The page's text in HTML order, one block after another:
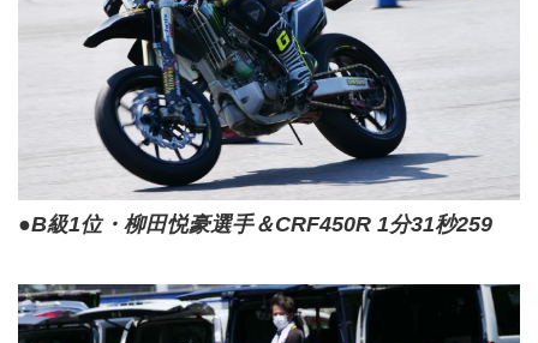
●B級1位・柳田悦豪選手＆CRF450R 1分31秒259